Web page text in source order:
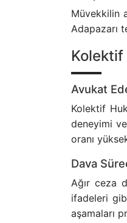
Müvekkilin
Adapazarı
Kolektif
Avukat
Kolektif
deneyimi
oranı
Dava
Ağır ceza
ifadeleri
aşamaları